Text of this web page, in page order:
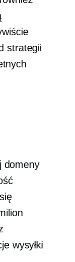
strategii
domeny
wysyłki